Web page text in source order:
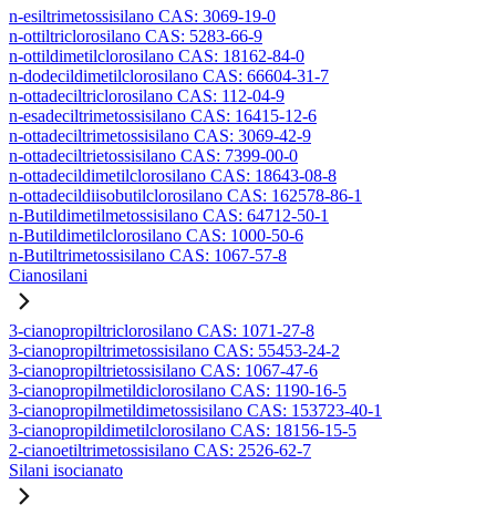
n-esiltrimetossisilano CAS: 3069-19-0
n-ottiltriclorosilano CAS: 5283-66-9
n-ottildimetilclorosilano CAS: 18162-84-0
n-dodecildimetilclorosilano CAS: 66604-31-7
n-ottadeciltriclorosilano CAS: 112-04-9
n-esadeciltrimetossisilano CAS: 16415-12-6
n-ottadeciltrimetossisilano CAS: 3069-42-9
n-ottadeciltrietossisilano CAS: 7399-00-0
n-ottadecildimetilclorosilano CAS: 18643-08-8
n-ottadecildiisobutilclorosilano CAS: 162578-86-1
n-Butildimetilmetossisilano CAS: 64712-50-1
n-Butildimetilclorosilano CAS: 1000-50-6
n-Butiltrimetossisilano CAS: 1067-57-8
Cianosilani
3-cianopropiltriclorosilano CAS: 1071-27-8
3-cianopropiltrimetossisilano CAS: 55453-24-2
3-cianopropiltrietossisilano CAS: 1067-47-6
3-cianopropilmetildiclorosilano CAS: 1190-16-5
3-cianopropilmetildimetossisilano CAS: 153723-40-1
3-cianopropildimetilclorosilano CAS: 18156-15-5
2-cianoetiltrimetossisilano CAS: 2526-62-7
Silani isocianato